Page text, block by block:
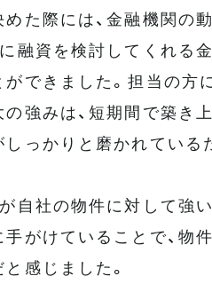
た際には、金融機関の
融資を検討してくれる
できました。担当の方
強みは、短期間で築き
っかりと磨かれている
自社の物件に対して強
がけていることで、物
感じました。